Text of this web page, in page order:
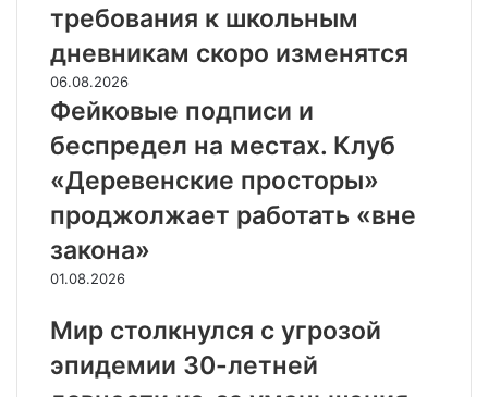
требования к школьным
дневникам скоро изменятся
06.08.2026
Фейковые подписи и
беспредел на местах. Клуб
«Деревенские просторы»
проджолжает работать «вне
закона»
01.08.2026
Мир столкнулся с угрозой
эпидемии 30-летней